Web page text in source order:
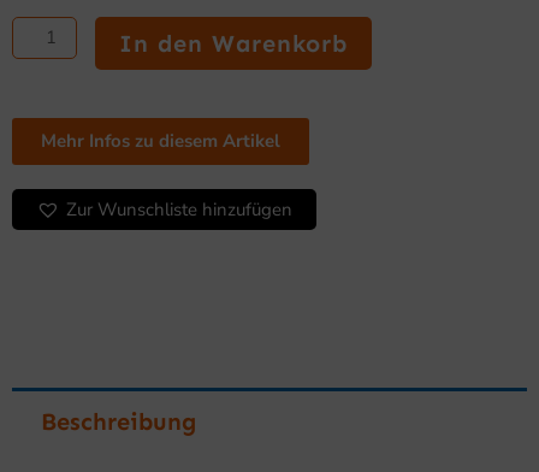
T-
Serie:
Eiscrusher
Speicher
60AHC
Menge
In den Warenkorb
Mehr Infos zu diesem Artikel
Zur Wunschliste hinzufügen
Beschreibung